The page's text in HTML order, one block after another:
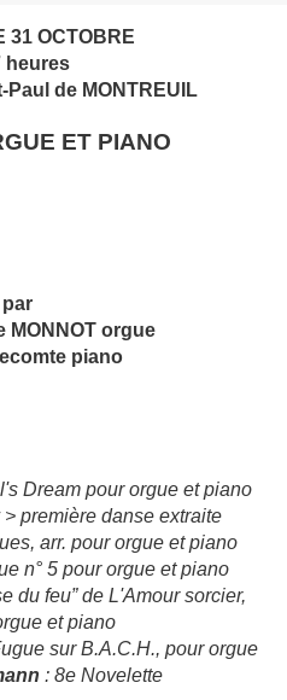
31 OCTOBRE
heures
Paul de MONTREUIL
ET PIANO
par
MONNOT orgue
piano
Dream pour orgue et piano
> première danse extraite
arr. pour orgue et piano
n° 5 pour orgue et piano
du feu” de L'Amour sorcier,
et piano
sur B.A.C.H., pour orgue
: 8e Novelette